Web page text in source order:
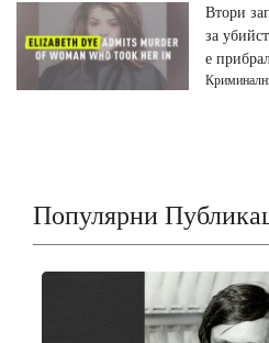
Втори
за
е
Популярни